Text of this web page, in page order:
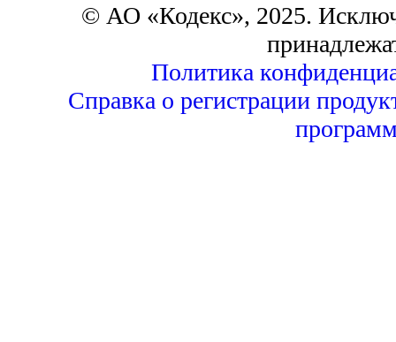
© АО «Кодекс», 2025.
Политика
Справка о регистрации